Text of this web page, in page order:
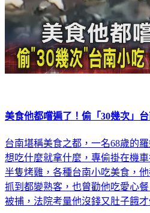
美食他都嚐遍了！偷「30幾次」
台南堪稱美食之都，一名68歲的
想吃什麼就拿什麼，專偷掛在機
半隻烤雞，各種台南小吃美食，
抓到都變熟客，也曾勸他吃愛心
被捕，法院考量他沒錢又肚子餓